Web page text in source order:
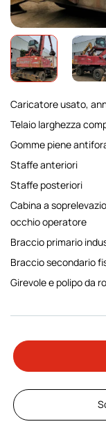
Caricatore usato,
Telaio larghezza
Gomme piene
Staffe anteriori
Staffe posteriori
Cabina a
occhio operatore
Braccio primario
Braccio secondario
Girevole e polipo da